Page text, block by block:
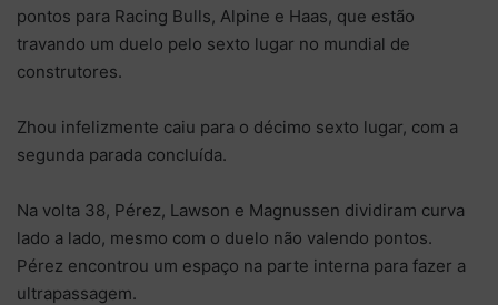
pontos para Racing Bulls, Alpine e Haas, que estão
travando um duelo pelo sexto lugar no mundial de
construtores.
Zhou infelizmente caiu para o décimo sexto lugar, com a
segunda parada concluída.
Na volta 38, Pérez, Lawson e Magnussen dividiram curva
lado a lado, mesmo com o duelo não valendo pontos.
Pérez encontrou um espaço na parte interna para fazer a
ultrapassagem.